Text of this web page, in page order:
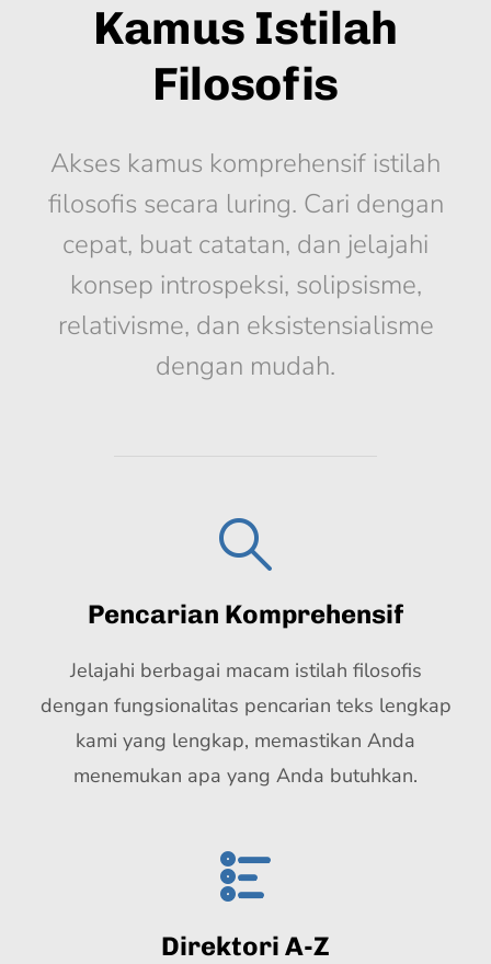
Kamus Istilah
Filosofis
Akses kamus komprehensif istilah
filosofis secara luring. Cari dengan
cepat, buat catatan, dan jelajahi
konsep introspeksi, solipsisme,
relativisme, dan eksistensialisme
dengan mudah.
Pencarian Komprehensif
Jelajahi berbagai macam istilah filosofis
dengan fungsionalitas pencarian teks lengkap
kami yang lengkap, memastikan Anda
menemukan apa yang Anda butuhkan.
Direktori A-Z